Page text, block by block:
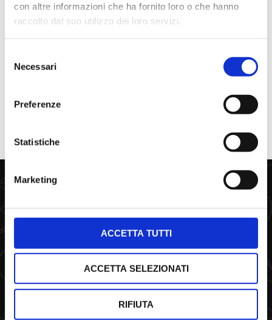
con altre informazioni che ha fornito loro o che hanno
raccolto dal suo utilizzo dei loro servizi.
delNecessari
Preferenze
Statistiche
Marketing
ACCETTA TUTTI
ACCETTA SELEZIONATI
RIFIUTA
world:Venice.
TripAdvisor